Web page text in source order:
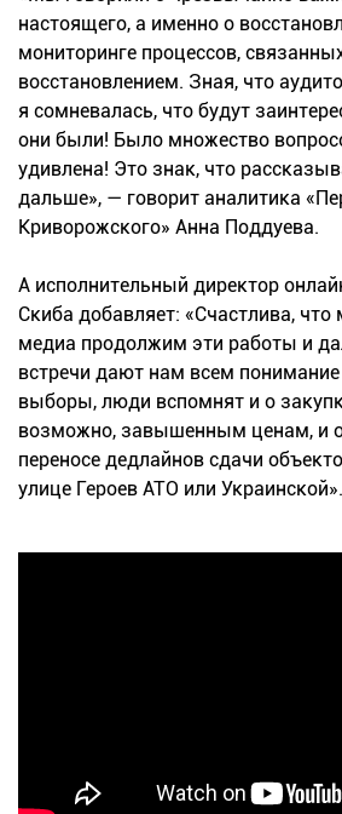
настоящего, а именно о
мониторинге процессов,
восстановлением. Зная, что
я сомневалась, что будут
они были! Было множество
удивлена! Это знак, что
дальше», — говорит аналитика
Криворожского» Анна Поддуева.
А исполнительный директор
Скиба добавляет: «Счастлива,
медиа продолжим эти работы и
встречи дают нам всем
выборы, люди вспомнят и о
возможно, завышенным ценам, и
переносе дедлайнов сдачи
улице Героев АТО или Украинской».